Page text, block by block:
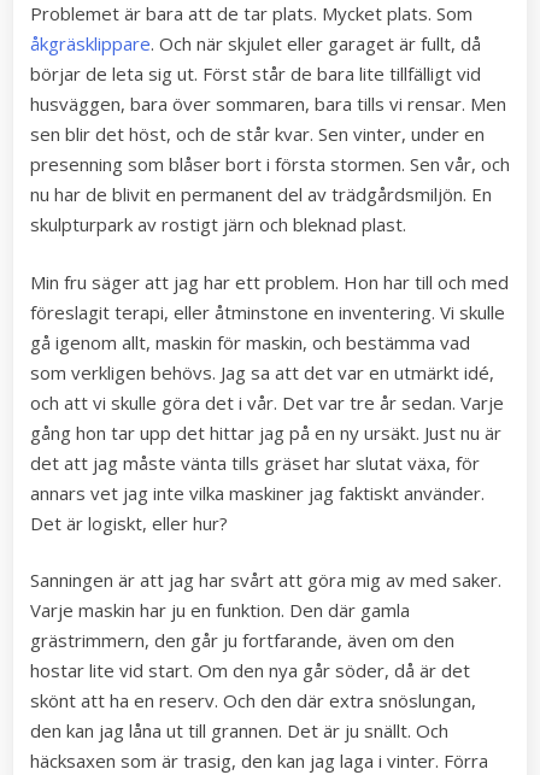
Problemet är bara att de tar plats. Mycket plats. Som
åkgräsklippare. Och när skjulet eller garaget är fullt, då
börjar de leta sig ut. Först står de bara lite tillfälligt vid
husväggen, bara över sommaren, bara tills vi rensar. Men
sen blir det höst, och de står kvar. Sen vinter, under en
presenning som blåser bort i första stormen. Sen vår, och
nu har de blivit en permanent del av trädgårdsmiljön. En
skulpturpark av rostigt järn och bleknad plast.
Min fru säger att jag har ett problem. Hon har till och med
föreslagit terapi, eller åtminstone en inventering. Vi skulle
gå igenom allt, maskin för maskin, och bestämma vad
som verkligen behövs. Jag sa att det var en utmärkt idé,
och att vi skulle göra det i vår. Det var tre år sedan. Varje
gång hon tar upp det hittar jag på en ny ursäkt. Just nu är
det att jag måste vänta tills gräset har slutat växa, för
annars vet jag inte vilka maskiner jag faktiskt använder.
Det är logiskt, eller hur?
Sanningen är att jag har svårt att göra mig av med saker.
Varje maskin har ju en funktion. Den där gamla
grästrimmern, den går ju fortfarande, även om den
hostar lite vid start. Om den nya går söder, då är det
skönt att ha en reserv. Och den där extra snöslungan,
den kan jag låna ut till grannen. Det är ju snällt. Och
häcksaxen som är trasig, den kan jag laga i vinter. Förra